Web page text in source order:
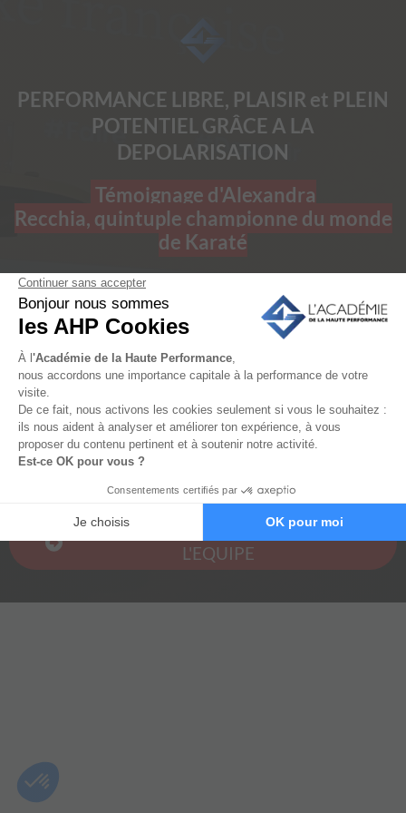
PERFORMANCE LIBRE, PLAISIR et PLEIN
POTENTIEL GRÂCE A LA
DEPOLARISATION
Témoignage d'Alexandra
Recchia, quintuple championne du monde
de Karaté
VOIR LES DISPONIBILITES DE
L'EQUIPE